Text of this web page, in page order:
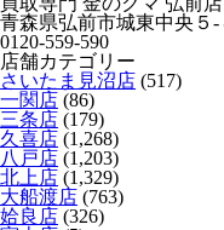
青森県弘前市城東中央５-
0120-559-590
店舗カテゴリー
さいたま見沼店 (517)
一関店 (86)
三条店 (179)
久喜店 (1,268)
八戸店 (1,203)
北上店 (1,329)
大船渡店 (763)
姶良店 (326)